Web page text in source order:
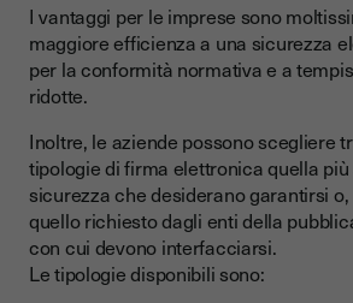
I vantaggi per le imprese sono
maggiore efficienza a una sicurezza
per la conformità normativa e a
ridotte.
Inoltre, le aziende possono scegliere
tipologie di firma elettronica quella
sicurezza che desiderano garantirsi
quello richiesto dagli enti della
con cui devono interfacciarsi.
Le tipologie disponibili sono: